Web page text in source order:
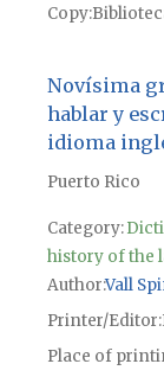
Copy
Novísima
hablar y
idioma
Puerto Rico
Category:
history of the
AuthorVall
Printer/Editor
Place of